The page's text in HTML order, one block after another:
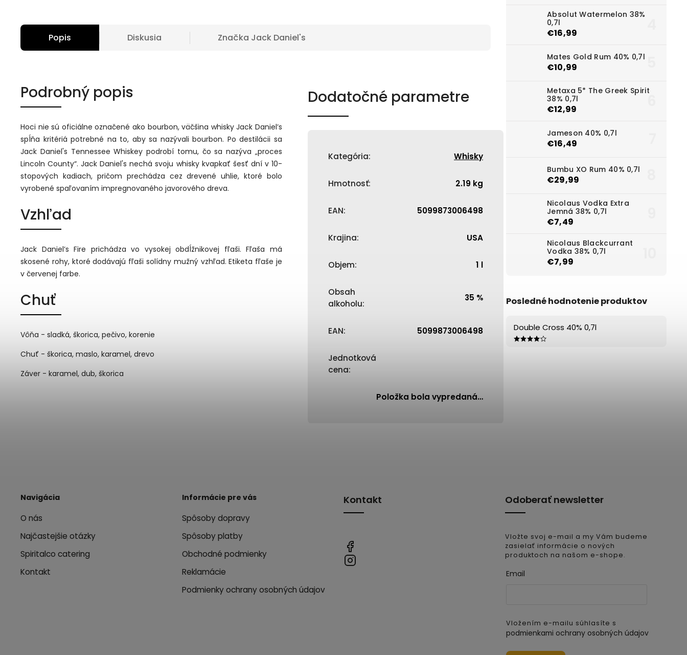
Absolut Watermelon 38%
0,7l
€16,99
Mates Gold Rum 40% 0,7l
€10,99
Metaxa 5* The Greek Spirit
38% 0,7l
€12,99
Jameson 40% 0,7l
€16,49
Bumbu XO Rum 40% 0,7l
€29,99
Nicolaus Vodka Extra
Jemná 38% 0,7l
€7,49
Nicolaus Blackcurrant
Vodka 38% 0,7l
€7,99
Posledné hodnotenie produktov
Double Cross 40% 0,7l
Popis Diskusia Značka Jack Daniel's
Podrobný popis
Hoci nie sú oficiálne označené ako bourbon, väčšina whisky Jack Daniel’s
spĺňa kritériá potrebné na to, aby sa nazývali bourbon. Po destilácii sa
Jack Daniel's Tennessee Whiskey podrobí tomu, čo sa nazýva „proces
Lincoln County“. Jack Daniel's nechá svoju whisky kvapkať šesť dní v 10-
stopových kadiach, pričom prechádza cez drevené uhlie, ktoré bolo
vyrobené spaľovaním impregnovaného javorového dreva.
Vzhľad
Jack Daniel’s Fire prichádza vo vysokej obdĺžnikovej fľaši. Fľaša má
skosené rohy, ktoré dodávajú fľaši solídny mužný vzhľad. Etiketa fľaše je
v červenej farbe.
Chuť
Vôňa - sladká, škorica, pečivo, korenie
Chuť - škorica, maslo, karamel, drevo
Záver - karamel, dub, škorica
Dodatočné parametre
Kategória: Whisky
Hmotnosť: 2.19 kg
EAN: 5099873006498
Krajina: USA
Objem: 1 l
Obsah
alkoholu:
35 %
EAN: 5099873006498
Jednotková
cena:
Položka bola vypredaná…
Navigácia
O nás
Najčastejšie otázky
Spiritalco catering
Kontakt
Informácie pre vás
Spôsoby dopravy
Spôsoby platby
Obchodné podmienky
Reklamácie
Podmienky ochrany osobných údajov
Kontakt Odoberať newsletter
Vložte svoj e-mail a my Vám budeme
zasielať informácie o nových
produktoch na našom e-shope.
Email
Vložením e-mailu súhlasíte s
podmienkami ochrany osobných údajov